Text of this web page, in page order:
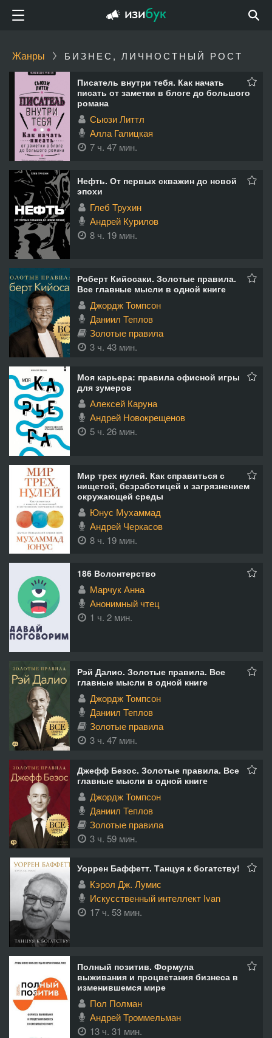
Жанры БИЗНЕС, ЛИЧНОСТНЫЙ РОСТ
Писатель внутри тебя. Как начать
писать от заметки в блоге до большого
романа
Сьюзи Литтл
Алла Галицкая
7 ч. 47 мин.
Нефть. От первых скважин до новой
эпохи
Глеб Трухин
Андрей Курилов
8 ч. 19 мин.
Роберт Кийосаки. Золотые правила.
Все главные мысли в одной книге
Джордж Томпсон
Даниил Теплов
Золотые правила
3 ч. 43 мин.
Моя карьера: правила офисной игры
для зумеров
Алексей Каруна
Андрей Новокрещенов
5 ч. 26 мин.
Мир трех нулей. Как справиться с
нищетой, безработицей и загрязнением
окружающей среды
Юнус Мухаммад
Андрей Черкасов
8 ч. 19 мин.
186 Волонтерство
Марчук Анна
Анонимный чтец
1 ч. 2 мин.
Рэй Далио. Золотые правила. Все
главные мысли в одной книге
Джордж Томпсон
Даниил Теплов
Золотые правила
3 ч. 47 мин.
Джефф Безос. Золотые правила. Все
главные мысли в одной книге
Джордж Томпсон
Даниил Теплов
Золотые правила
3 ч. 59 мин.
Уоррен Баффетт. Танцуя к богатству!
Кэрол Дж. Лумис
Искусственный интеллект Ivan
17 ч. 53 мин.
Полный позитив. Формула
выживания и процветания бизнеса в
изменившемся мире
Пол Полман
Андрей Троммельман
13 ч. 31 мин.